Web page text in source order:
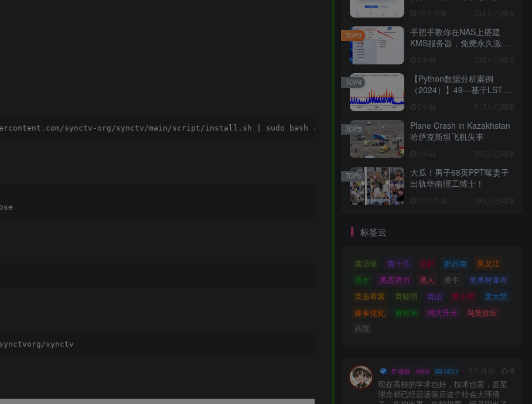
synctv-org/synctv/main/script/install.sh | sudo bash -s -- -v latest
synctv
康和亲密关系的发展。
10个月前 734人已阅读
手把手教你在NAS上搭建
KMS服务器，免费永久激活
手把手教你在NAS上搭建
KMS服务器，免费永久激活
Windows及Office！建议收藏
2年前 338人已阅读
TOP3
【Python数据分析案例
（2024）】49—基于LSTM
序列2年前 312人已阅读
TOP4
Plane Crash in Kazakhstan
哈萨克斯坦飞机失事
1年前 305人已阅读
TOP5
大瓜！男子68页PPT曝妻子
出轨华南理工博士！
11个月前 285人已阅读
TOP6
标签云
龚清概 龚十亿 龙虾 黔西南
黑龙江
黑金
黑恶势力 黑人 黄牛
黄果树瀑布
黄曲霉素
黄晓明 黄山 黄小明
黄大慧
麻雀优化
麻将局 鸡犬升天
鸟笼效应
高院
小打小闹极好 · 1000 UID:12 2个月前
0
现在高校的学术也好，技术也罢，甚至
理念都已经远远落后这个社会大环境